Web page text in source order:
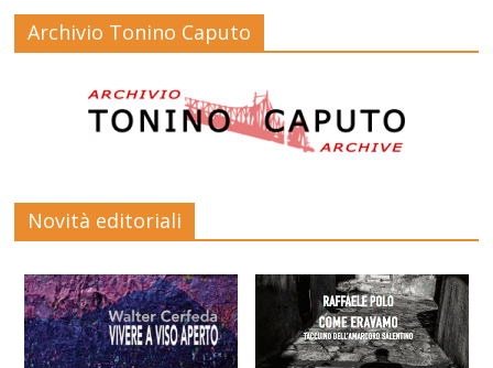
Archivio Tonino Caputo
Novità editoriali